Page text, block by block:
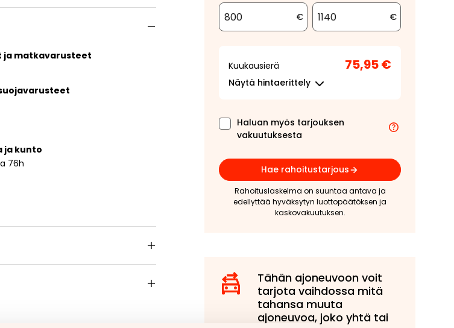
ja matkavarusteet
ja kunto
76h
€
€
Kuukausierä 75,95 €
Näytä hintaerittely
Haluan myös tarjouksen
vakuutuksesta
Hae rahoitustarjous
Rahoituslaskelma on suuntaa antava ja
edellyttää hyväksytyn luottopäätöksen ja
kaskovakuutuksen.
Tähän ajoneuvoon voit
tarjota vaihdossa mitä
tahansa muuta
ajoneuvoa, joko yhtä tai